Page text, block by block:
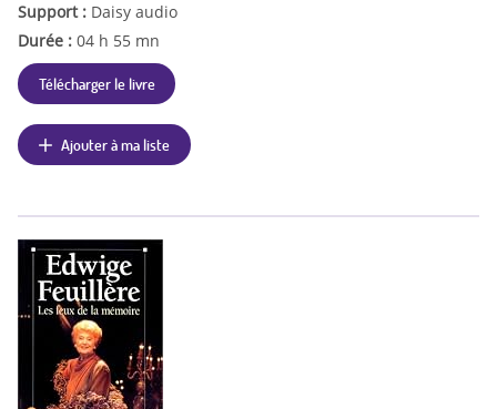
Support : Daisy audio
Durée : 04 h 55 mn
Télécharger le livre
Ajouter à ma liste